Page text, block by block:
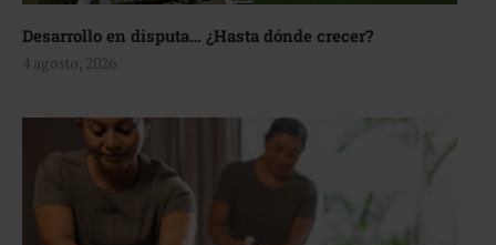
Desarrollo en disputa… ¿Hasta dónde crecer?
4 agosto, 2026